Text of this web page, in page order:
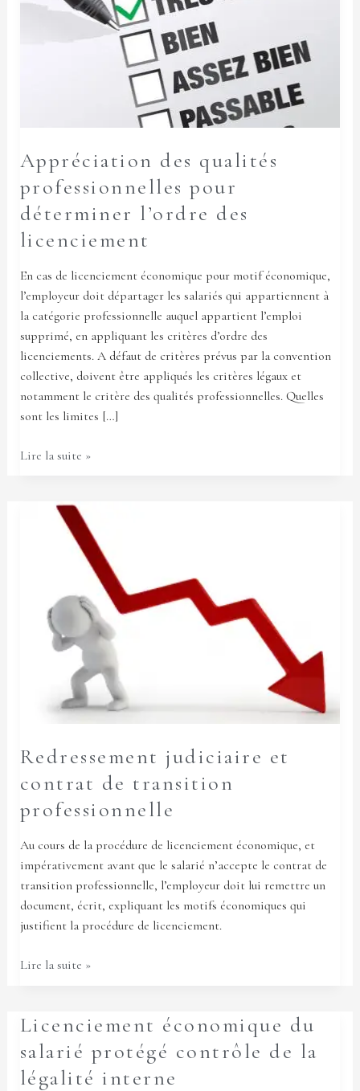
Appréciation des qualités
professionnelles pour
déterminer l’ordre des
licenciement
En cas de licenciement économique pour motif économique,
l’employeur doit départager les salariés qui appartiennent à
la catégorie professionnelle auquel appartient l’emploi
supprimé, en appliquant les critères d’ordre des
licenciements. A défaut de critères prévus par la convention
collective, doivent être appliqués les critères légaux et
notamment le critère des qualités professionnelles. Quelles
sont les limites […]
pour
Lire la suite »
Redressement judiciaire et
contrat de transition
professionnelle
Au cours de la procédure de licenciement économique, et
impérativement avant que le salarié n’accepte le contrat de
transition professionnelle, l’employeur doit lui remettre un
document, écrit, expliquant les motifs économiques qui
justifient la procédure de licenciement.
Redressement
judiciaire
transition
professionnelle
Lire la suite »
Licenciement économique du
salarié protégé contrôle de la
légalité interne
Licenciement
économique
du
salarié